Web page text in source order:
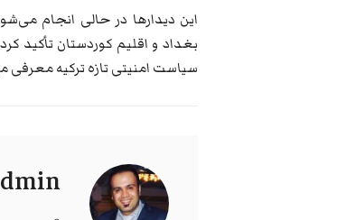
این دیدارها در حالی انجام
بغداد و اقلیم کوردستان
سیاست امنیتی تازه ترکیه معرفی